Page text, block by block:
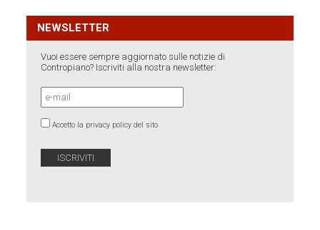
NEWSLETTER
Vuoi essere sempre aggiornato sulle notizie di
Contropiano? Iscriviti alla nostra newsletter:
Accetto la privacy policy del sito